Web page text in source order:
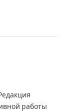
работы